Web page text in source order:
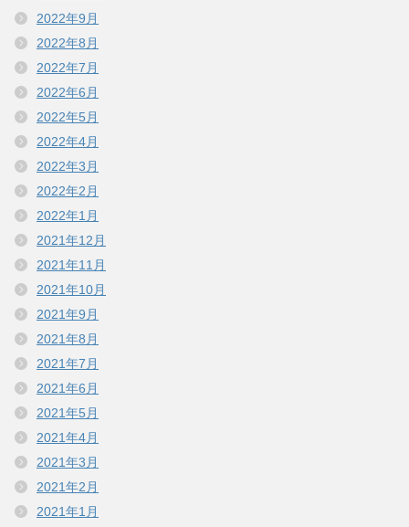
2022年9月
2022年8月
2022年7月
2022年6月
2022年5月
2022年4月
2022年3月
2022年2月
2022年1月
2021年12月
2021年11月
2021年10月
2021年9月
2021年8月
2021年7月
2021年6月
2021年5月
2021年4月
2021年3月
2021年2月
2021年1月